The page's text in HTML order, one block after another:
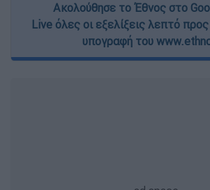
Ακολούθησε το Έθνος στο
Live όλες οι εξελίξεις λεπτό
υπογραφή του